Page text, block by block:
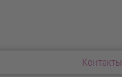
Контакты